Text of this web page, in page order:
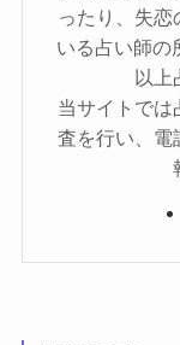
ったり、失恋
いる占い師の
以上
当サイトでは
査を行い、電